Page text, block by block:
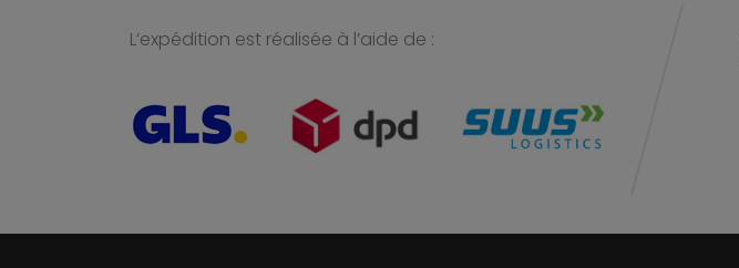
L’expédition est réalisée à l’aide de :